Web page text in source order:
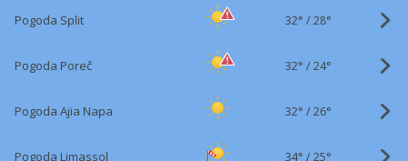
Pogoda Split 32° /28°
Pogoda Poreč 32° /24°
Pogoda Ajia Napa 32° /26°
Pogoda Limassol 34° /25°